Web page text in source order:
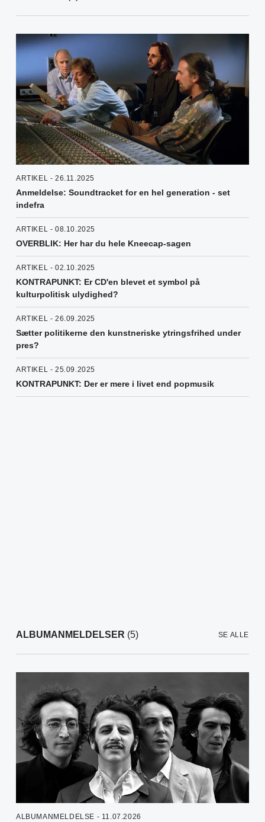
ARTIKEL - 26.11.2025
Anmeldelse: Soundtracket for en hel generation - set
indefra
ARTIKEL - 08.10.2025
OVERBLIK: Her har du hele Kneecap-sagen
ARTIKEL - 02.10.2025
KONTRAPUNKT: Er CD'en blevet et symbol på
kulturpolitisk ulydighed?
ARTIKEL - 26.09.2025
Sætter politikerne den kunstneriske ytringsfrihed under
pres?
ARTIKEL - 25.09.2025
KONTRAPUNKT: Der er mere i livet end popmusik
ALBUMANMELDELSER (5) SE ALLE
ALBUMANMELDELSE - 11.07.2026